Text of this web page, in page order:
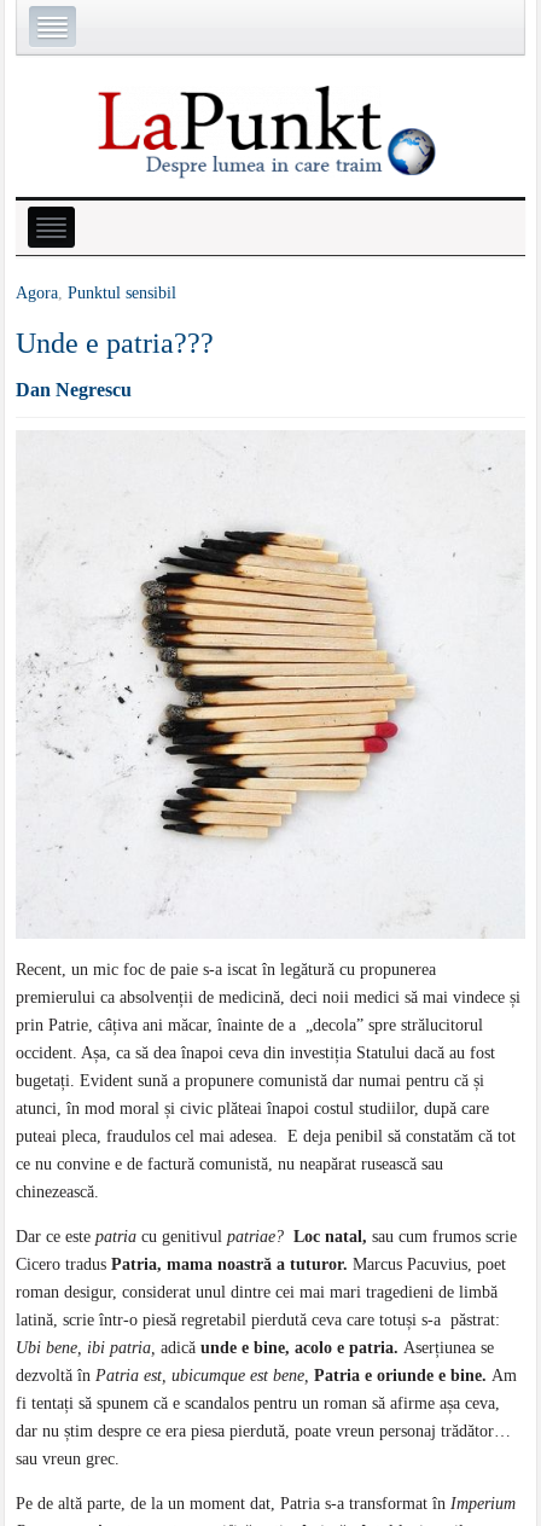
Agora ,Punktul sensibil
Unde e patria???
Dan Negrescu
Recent, un mic foc de paie s-a iscat în legătură cu propunerea
premierului ca absolvenții de medicină, deci noii medici să mai vindece și
prin Patrie, câțiva ani măcar, înainte de a „decola” spre strălucitorul
occident. Așa, ca să dea înapoi ceva din investiția Statului dacă au fost
bugetați. Evident sună a propunere comunistă dar numai pentru că și
atunci, în mod moral și civic plăteai înapoi costul studiilor, după care
puteai pleca, fraudulos cel mai adesea. E deja penibil să constatăm că tot
ce nu convine e de factură comunistă, nu neapărat rusească sau
chinezească.
Dar ce estepatriacu genitivulpatriae?Loc natal,sau cum frumos scrie
Cicero tradusPatria, mama noastră a tuturor.Marcus Pacuvius, poet
roman desigur, considerat unul dintre cei mai mari tragedieni de limbă
latină, scrie într-o piesă regretabil pierdută ceva care totuși s-a păstrat:
Ubi bene, ibi patria,adicăunde e bine, acolo e patria. Aserțiunea se
dezvoltă în Patria est, ubicumque est bene,Patria e oriunde e bine. Am
fi tentați să spunem că e scandalos pentru un roman să afirme așa ceva,
dar nu știm despre ce era piesa pierdută, poate vreun personaj trădător…
sau vreun grec.
Pe de altă parte, de la un moment dat, Patria s-a transformat în Imperium